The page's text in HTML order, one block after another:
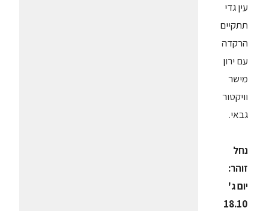
עין גדי
תתקיים
הרקדה
עם ירון
מישר
וויקטור
גבאי.
נחל
זוהר:
יום ג'
18.10